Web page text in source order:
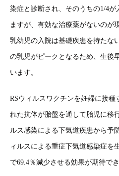
染症と診断され、そのうちの1/4
ますが、有効な治療薬がないのが
乳幼児の入院は基礎疾患を持たな
の乳児がピークとなるため、生後
います。
RSウィルスワクチンを妊婦に接種
れた抗体が胎盤を通して胎児に移
ルス感染による下気道疾患から予
ィルスによる重症下気道感染症を
で69.4％減少させる効果が期待でき